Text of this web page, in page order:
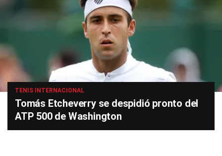
TENIS INTERNACIONAL
Tomás Etcheverry se despidió pronto del
ATP 500 de Washington